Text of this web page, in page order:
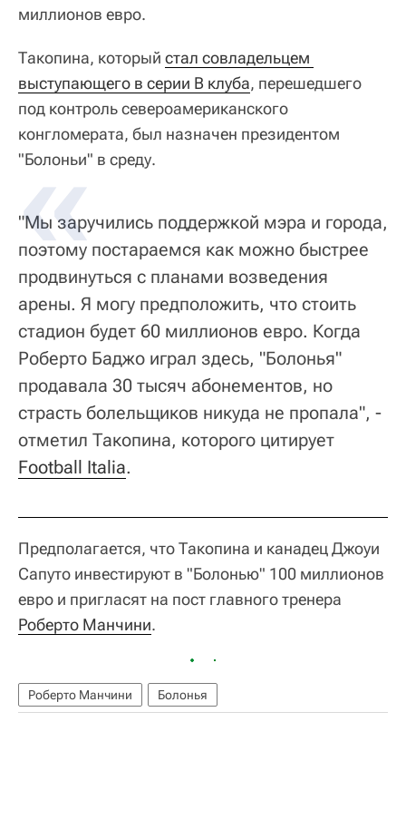
миллионов евро.
Такопина, который стал совладельцем
выступающего в серии В клуба, перешедшего
под контроль североамериканского
конгломерата, был назначен президентом
"Болоньи" в среду.
"Мы заручились поддержкой мэра и города,
поэтому постараемся как можно быстрее
продвинуться с планами возведения
арены. Я могу предположить, что стоить
стадион будет 60 миллионов евро. Когда
Роберто Баджо играл здесь, "Болонья"
продавала 30 тысяч абонементов, но
страсть болельщиков никуда не пропала", -
отметил Такопина, которого цитирует
Football Italia.
Предполагается, что Такопина и канадец Джоуи
Сапуто инвестируют в "Болонью" 100 миллионов
евро и пригласят на пост главного тренера
Роберто Манчини.
Роберто Манчини Болонья